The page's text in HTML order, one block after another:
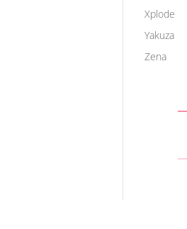
Xplode
Yakuza
Zena